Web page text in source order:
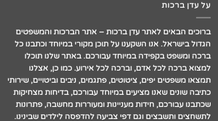
על עדן ברכות
ברוכים הבאים לאתר עדן ברכות – אתר הברכות והמשפטים
הגדול בישראל. אנו השקענו על תוכן מקורי במיוחד וכתבנו כל
ברכה ומשפט בקפידה במיוחד עבורכם. באתר שלנו תוכלו
למצוא ברכה לכל אדם, וברכה לכל אירוע. כמו כן, אצלנו
תמצאו משפטים יפים, ציטוטים, פתגמים, ניבים וביטויים, שירותי
כתיבה שונים שאנו מציעים במיוחד עבורכם, בדיחות מצחיקות
שכתבנו עבורכם, חידות מעניינות ומעוררות מחשבה, פתרונות
לתשחצים ותשבצים וגם דפי צביעה להדפסה לילדים שבינינו.